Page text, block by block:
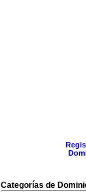
Categorías de